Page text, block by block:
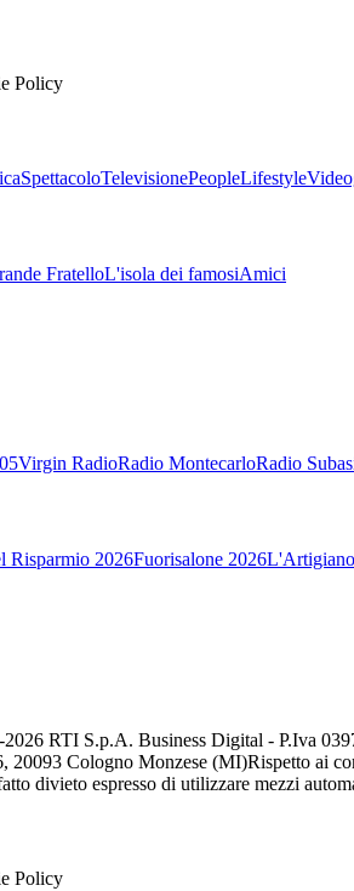
Policy
SpettacoloTelevisionePeopleLifestyle
FratelloL'isola dei famosiAmici
Virgin RadioRadio MontecarloRadio
Risparmio 2026Fuorisalone 2026
2026 RTI S.p.A. Business Digital - P.Iva
20093 Cologno Monzese (MI)Rispetto ai
divieto espresso di utilizzare mezzi
Policy